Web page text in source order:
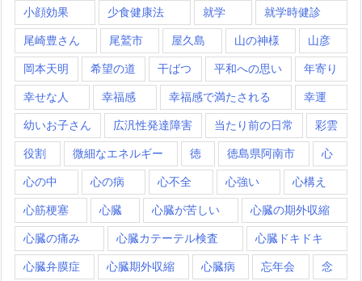
小顔効果 少食健康法 就学 就学時健診
尾崎豊さん 尾鷲市 屋久島 山の神様 山彦
岡本天明 希望の道 干ばつ 平和への思い 年寄り
幸せな人 幸福感 幸福感で満たされる 幸運
幼いお子さん 広汎性発達障害 当たり前の日常 彩雲
役割 微細なエネルギー 徳 徳島県阿南市 心
心の中 心の病 心不全 心強い 心構え
心筋梗塞 心臓 心臓が苦しい 心臓の期外収縮
心臓の痛み 心臓カテーテル検査 心臓ドキドキ
心臓弁膜症 心臓期外収縮 心臓病 忘年会 念